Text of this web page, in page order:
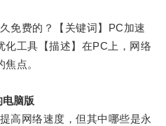
费的？【关键词】PC加速
化工具【描述】在PC上，网络
点。
脑版
网络速度，但其中哪些是永